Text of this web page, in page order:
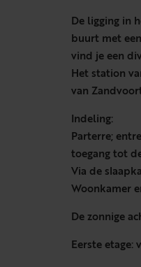
De ligging in
buurt met
vind je een
Het station
van
Indeling:
Parterre;
toegang tot
Via de
Woonkamer
De zonnige
Eerste